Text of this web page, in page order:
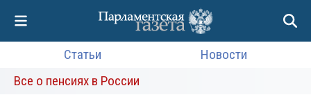
Статьи
Новости
Все о пенсиях в России